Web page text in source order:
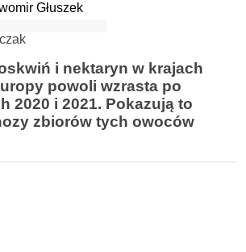
Głuszek
i nektaryn w krajach
powoli wzrasta po
2020 i 2021. Pokazują to
zbiorów tych owoców